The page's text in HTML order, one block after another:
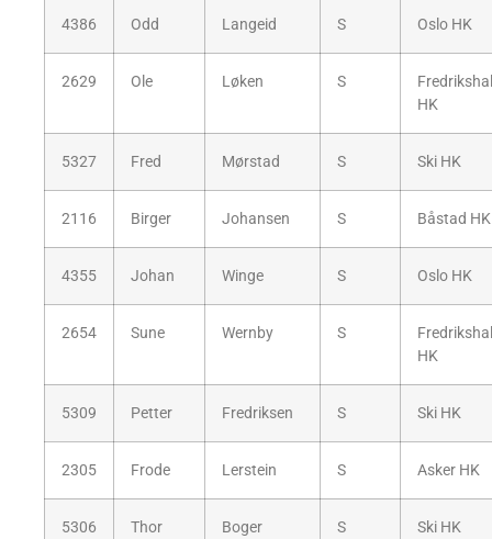
4386 Odd Langeid S Oslo HK
2629 Ole Løken S
HK
5327 Fred Mørstad S Ski HK
2116 Birger Johansen S Båstad HK
4355 Johan Winge S Oslo HK
2654 Sune Wernby S
HK
5309 Petter Fredriksen S Ski HK
2305 Frode Lerstein S Asker HK
5306 Thor Boger S Ski HK